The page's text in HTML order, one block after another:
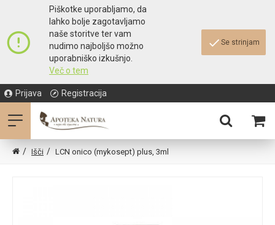
Piškotke uporabljamo, da
lahko bolje zagotavljamo
naše storitve ter vam
nudimo najboljšo možno
uporabniško izkušnjo.
Več o tem
Se strinjam
Prijava Registracija
Išči LCN onico (mykosept) plus, 3ml